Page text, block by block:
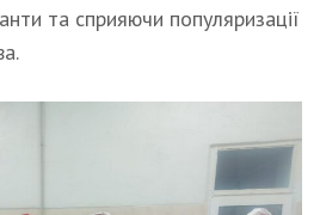
та сприяючи популяризації